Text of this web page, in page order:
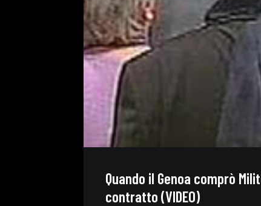
Quando il Genoa comprò
contratto (VIDEO)